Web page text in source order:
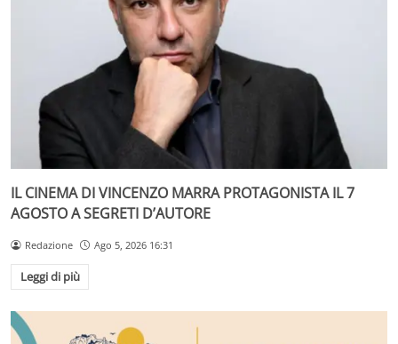
IL CINEMA DI VINCENZO MARRA PROTAGONISTA IL 7
AGOSTO A SEGRETI D’AUTORE
Redazione Ago 5, 2026 16:31
Leggi di più